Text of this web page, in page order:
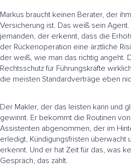
Markus braucht keinen Berater, der
Versicherung ist. Das weiß sein Agent.
jemanden, der erkennt, dass die
der Rückenoperation eine ärztliche
der weiß, wie man das richtig angeht.
Rechtsschutz für Führungskräfte
die meisten Standardverträge eben
Der Makler, der das leisten kann und
gewinnt. Er bekommt die Routinen
Assistenten abgenommen, der im
erledigt, Kündigungsfristen überwacht
erkennt. Und er hat Zeit für das, was
Gespräch, das zählt.